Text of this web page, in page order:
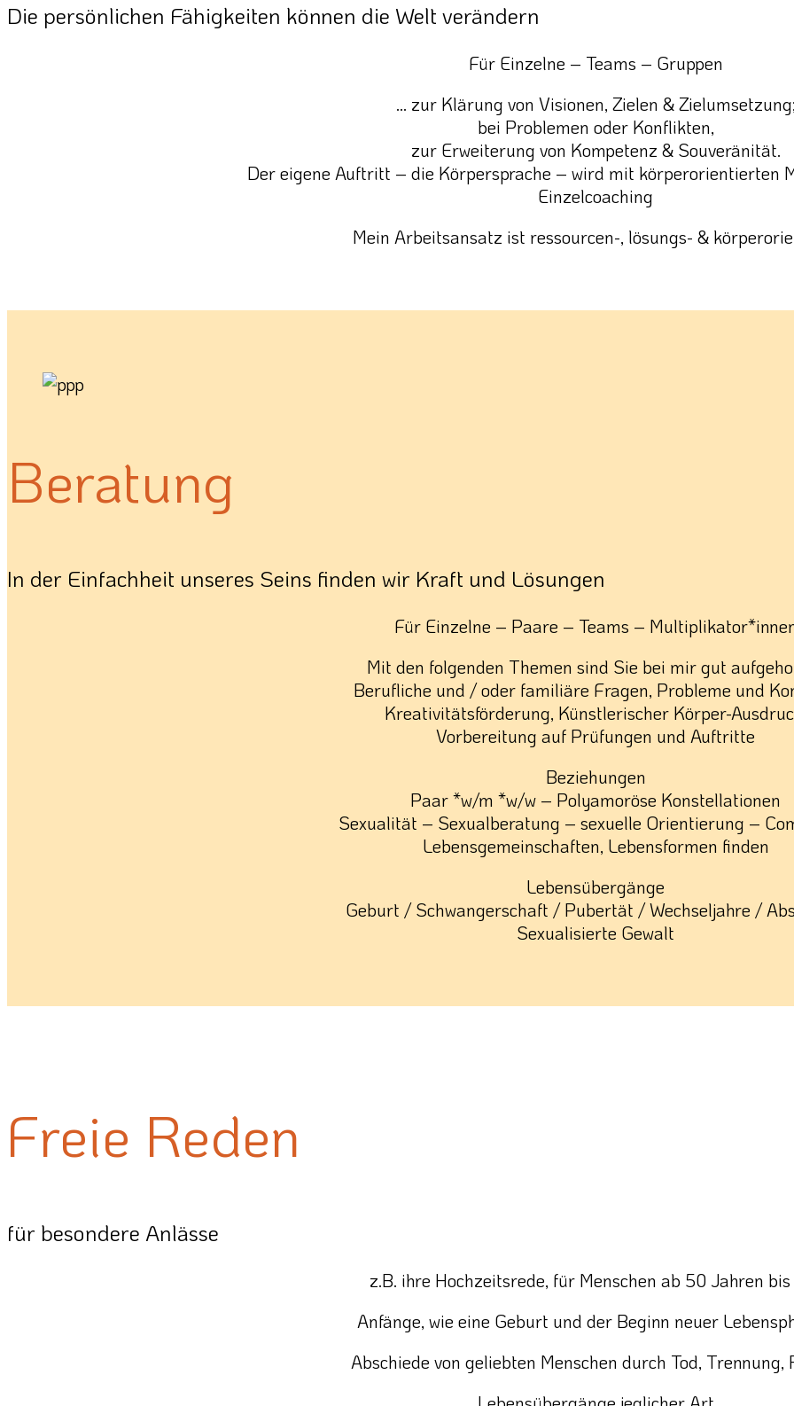
Die persönlichen Fähigkeiten können die Welt verändern
Für Einzelne – Teams – Gruppen
… zur Klärung von Visionen, Zielen &
bei Problemen oder Konflikten,
zur Erweiterung von Kompetenz & Souveränität.
Der eigene Auftritt – die Körpersprache – wird mit körperorientierten
Einzelcoaching
Mein Arbeitsansatz ist ressourcen-, lösungs- &
Beratung
In der Einfachheit unseres Seins finden wir Kraft und Lösungen
Für Einzelne – Paare – Teams –
Mit den folgenden Themen sind Sie bei mir gut
Berufliche und / oder familiäre Fragen, Probleme und
Kreativitätsförderung, Künstlerischer Körper-
Vorbereitung auf Prüfungen und Auftritte
Beziehungen
Paar *w/m *w/w – Polyamoröse Konstellationen
Sexualität – Sexualberatung – sexuelle Orientierung –
Lebensgemeinschaften, Lebensformen finden
Lebensübergänge
Geburt / Schwangerschaft / Pubertät / Wechseljahre /
Sexualisierte Gewalt
Freie Reden
für besondere Anlässe
z.B. ihre Hochzeitsrede, für Menschen ab 50 Jahren bis
Anfänge, wie eine Geburt und der Beginn neuer
Abschiede von geliebten Menschen durch Tod, Trennung,